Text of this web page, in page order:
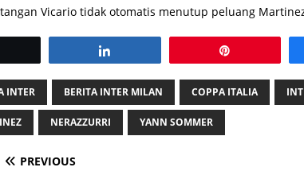
Vicario tidak otomatis menutup peluang
INTER BERITA INTER MILAN COPPA ITALIA
NERAZZURRI YANN SOMMER
PREVIOUS